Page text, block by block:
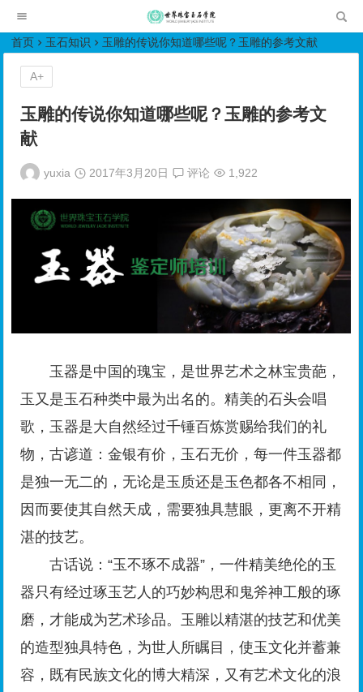
首页 玉石知识 玉雕的传说你知道哪些呢？玉雕的参考文献
玉雕的传说你知道哪些呢？玉雕的参考文
献
yuxia 2017年3月20日 评论 1,922
玉器是中国的瑰宝，是世界艺术之林宝贵葩，
玉又是玉石种类中最为出名的。精美的石头会唱
歌，玉器是大自然经过千锤百炼赏赐给我们的礼
物，古谚道：金银有价，玉石无价，每一件玉器都
是独一无二的，无论是玉质还是玉色都各不相同，
因而要使其自然天成，需要独具慧眼，更离不开精
湛的技艺。
古话说：“玉不琢不成器”，一件精美绝伦的玉
器只有经过琢玉艺人的巧妙构思和鬼斧神工般的琢
磨，才能成为艺术珍品。 玉雕以精湛的技艺和优美
的造型独具特色，为世人所瞩目，使玉文化并蓄兼
容，既有民族文化的博大精深，又有艺术文化的浪
A+